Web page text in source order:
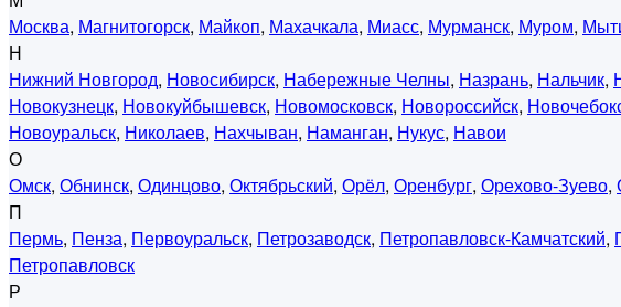
Москва, Магнитогорск, Майкоп, Махачкала, Миасс, Мурманск, Муром,
Н
Нижний Новгород, Новосибирск, Набережные Челны, Назрань, Нальчик,
Новокузнецк, Новокуйбышевск, Новомосковск, Новороссийск,
Новоуральск, Николаев, Нахчыван, Наманган, Нукус, Навои
О
Омск, Обнинск, Одинцово, Октябрьский, Орёл, Оренбург, Орехово-Зуево,
П
Пермь, Пенза, Первоуральск, Петрозаводск, Петропавловск-Камчатский,
Петропавловск
Р